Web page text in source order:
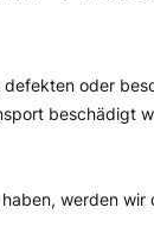
oder
beschädigt
werden